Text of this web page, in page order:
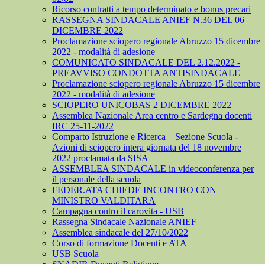
Ricorso contratti a tempo determinato e bonus precari
RASSEGNA SINDACALE ANIEF N.36 DEL 06
DICEMBRE 2022
Proclamazione sciopero regionale Abruzzo 15 dicembre
2022 - modalità di adesione
COMUNICATO SINDACALE DEL 2.12.2022 -
PREAVVISO CONDOTTA ANTISINDACALE
Proclamazione sciopero regionale Abruzzo 15 dicembre
2022 - modalità di adesione
SCIOPERO UNICOBAS 2 DICEMBRE 2022
Assemblea Nazionale Area centro e Sardegna docenti
IRC 25-11-2022
Comparto Istruzione e Ricerca – Sezione Scuola -
Azioni di sciopero intera giornata del 18 novembre
2022 proclamata da SISA
ASSEMBLEA SINDACALE in videoconferenza per
il personale della scuola
FEDER.ATA CHIEDE INCONTRO CON
MINISTRO VALDITARA
Campagna contro il carovita - USB
Rassegna Sindacale Nazionale ANIEF
Assemblea sindacale del 27/10/2022
Corso di formazione Docenti e ATA
USB Scuola